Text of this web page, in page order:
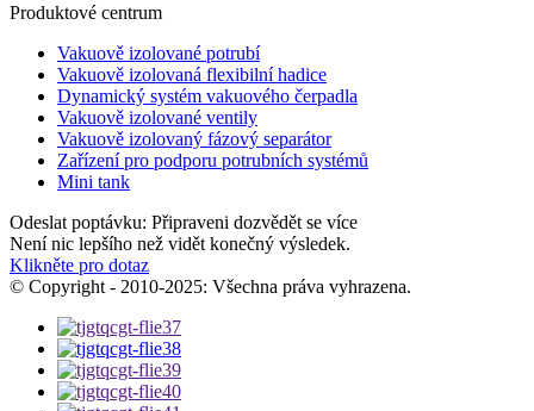
Produktové centrum
Vakuově izolované potrubí
Vakuově izolovaná flexibilní hadice
Dynamický systém vakuového čerpadla
Vakuově izolované ventily
Vakuově izolovaný fázový separátor
Zařízení pro podporu potrubních systémů
Mini tank
Odeslat poptávku: Připraveni dozvědět se více
Není nic lepšího než vidět konečný výsledek.
Klikněte pro dotaz
© Copyright - 2010-2025: Všechna práva vyhrazena.